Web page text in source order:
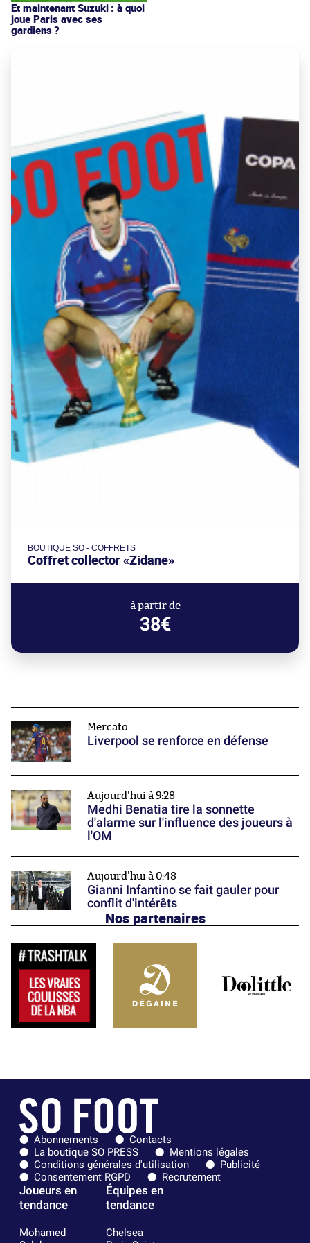
Et maintenant Suzuki : à quoi
joue Paris avec ses
gardiens ?
BOUTIQUE SO - COFFRETS
Coffret collector «Zidane»
à partir de
38€
Mercato
Liverpool se renforce en défense
Aujourd'hui à 9:28
Medhi Benatia tire la sonnette
d'alarme sur l'influence des joueurs à
l'OM
Aujourd'hui à 0:48
Gianni Infantino se fait gauler pour
conflit d'intérêts
Nos partenaires
Abonnements
Contacts
La boutique SO PRESS
Mentions légales
Conditions générales d'utilisation
Publicité
Consentement RGPD
Recrutement
Joueurs en
tendance
Mohamed
Équipes en
tendance
Chelsea